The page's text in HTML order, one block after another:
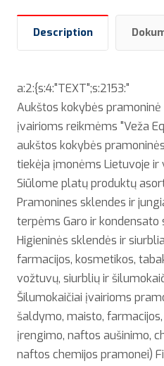
Description
a:2:{s:4:"TEXT";s:2153:"
Aukštos kokybės
įvairioms reikmėms "Veža
aukštos kokybės
tiekėja įmonėms Lietuvoje ir
Siūlome platų produktų
Pramonines sklendes ir
terpėms Garo ir kondensato
Higieninės sklendės ir
farmacijos, kosmetikos,
vožtuvų, siurblių ir
Šilumokaičiai įvairioms
šaldymo, maisto,
įrengimo, naftos aušinimo,
naftos chemijos pramonei)